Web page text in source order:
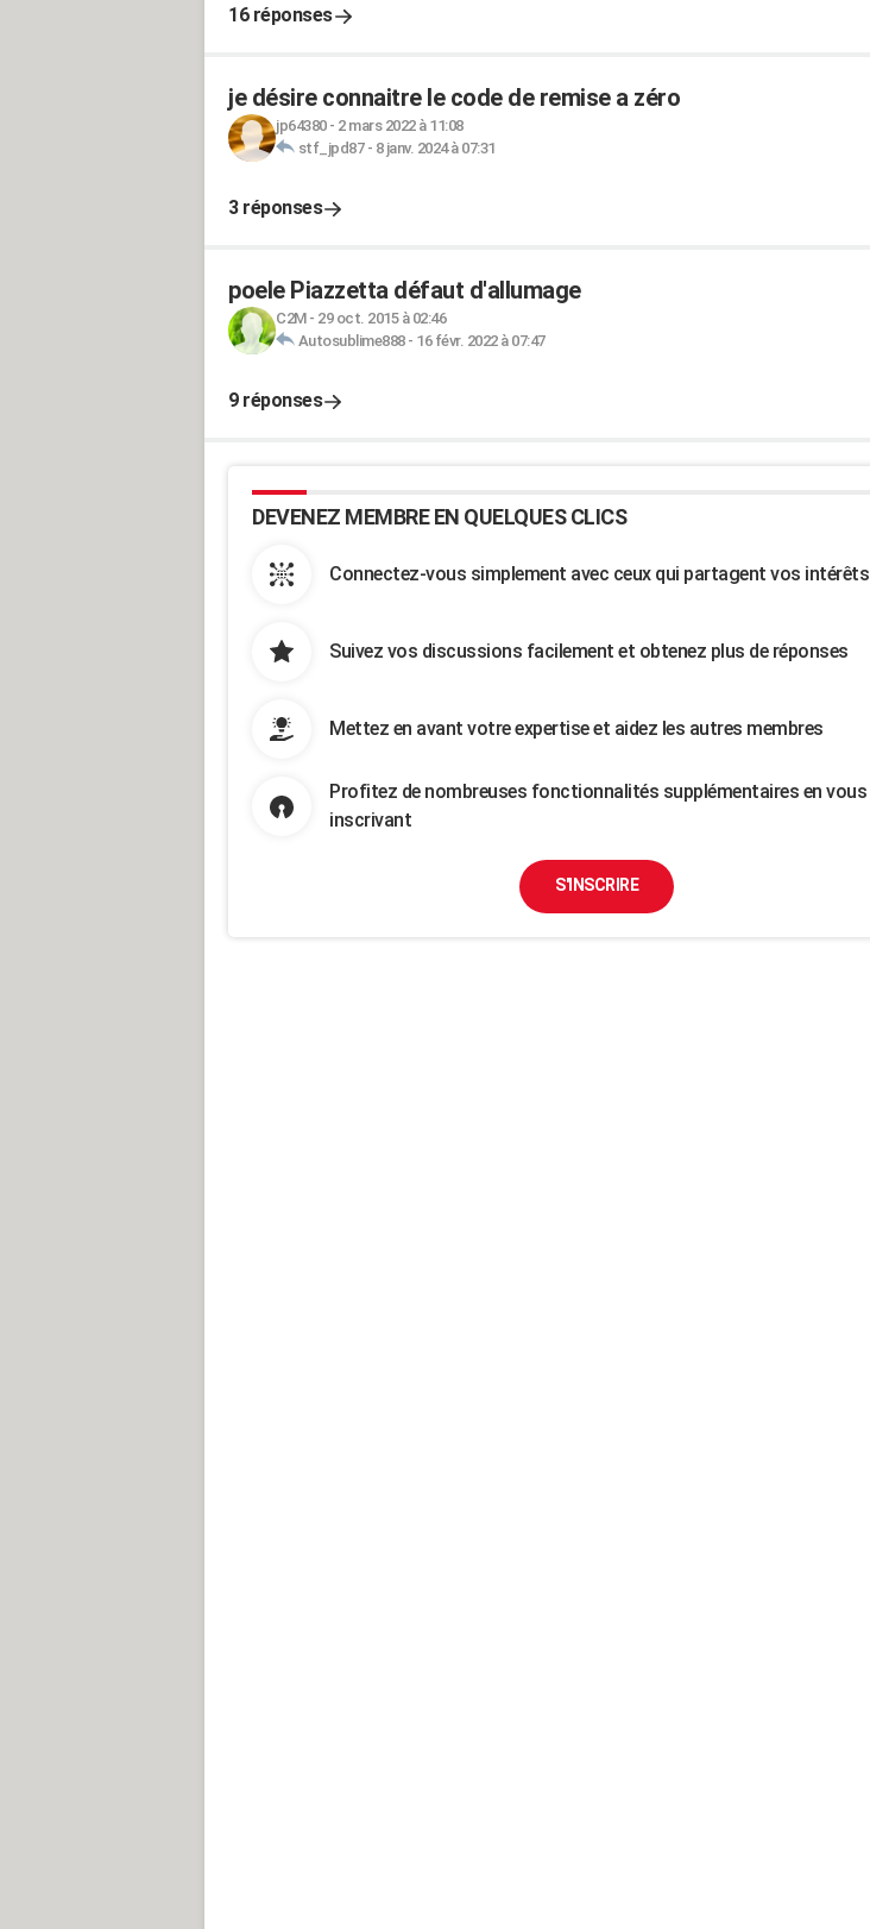
16 réponses
je désire connaitre le code de remise a zéro
jp64380- 2 mars 2022 à 11:08
stf_jpd87- 8 janv. 2024 à 07:31
3 réponses
poele Piazzetta défaut d'allumage
C2M- 29 oct. 2015 à 02:46
Autosublime888- 16 févr. 2022 à 07:47
9 réponses
DEVENEZ MEMBRE EN QUELQUES CLICS
Connectez-vous simplement avec ceux qui partagent vos intérêts
Suivez vos discussions facilement et obtenez plus de réponses
Mettez en avant votre expertise et aidez les autres membres
Profitez de nombreuses fonctionnalités supplémentaires en vous
inscrivant
S'INSCRIRE